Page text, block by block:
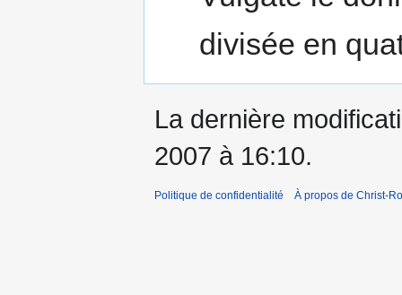
divisée en
La dernière
2007 à 16:10.
Politique de confidentialité À propos de Christ-